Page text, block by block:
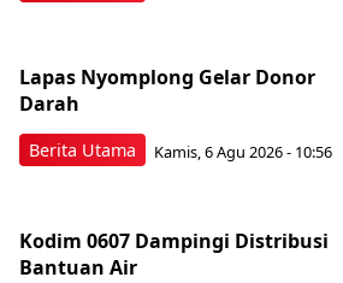
Berita Utama
Lapas Nyomplong Gelar Donor
Darah
Kamis, 6 Agu 2026 - 10:56
Kodim 0607 Dampingi Distribusi
Bantuan Air